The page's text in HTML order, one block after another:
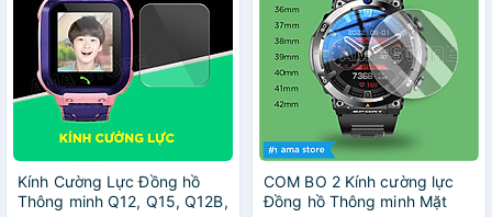
Kính Cường Lực Đồng hồ
Thông minh Q12, Q15, Q12B,
COM BO 2 Kính cường lực
Đồng hồ Thông minh Mặt